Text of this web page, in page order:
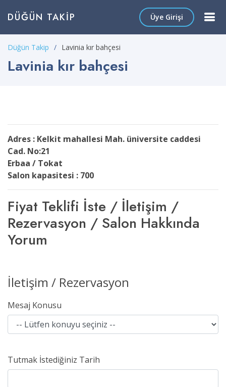
DÜĞÜN TAKIP Üye Girişi
Düğün Takip Lavinia kır bahçesi
Lavinia kır bahçesi
Adres : Kelkit mahallesi Mah. üniversite caddesi
Cad. No:21
Erbaa / Tokat
Salon kapasitesi : 700
Fiyat Teklifi İste / İletişim /
Rezervasyon / Salon Hakkında
Yorum
İletişim / Rezervasyon
Mesaj Konusu
Tutmak İstediğiniz Tarih